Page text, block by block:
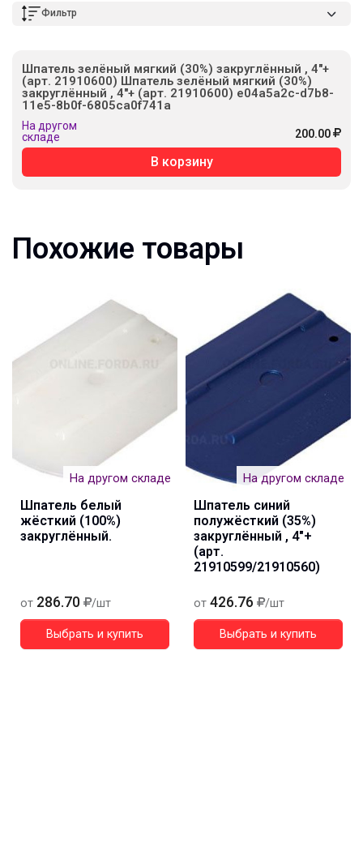
Фильтр
Шпатель зелёный мягкий (30%) закруглённый , 4"+
(арт. 21910600) Шпатель зелёный мягкий (30%)
закруглённый , 4"+ (арт. 21910600) e04a5a2c-d7b8-
11e5-8b0f-6805ca0f741a
На другом
складе
200.00
В корзину
Похожие товары
На другом складе
Шпатель белый
жёсткий (100%)
закруглённый.
от 286.70 /шт
Выбрать и купить
На другом складе
Шпатель синий
полужёсткий (35%)
закруглённый , 4"+
(арт.
21910599/21910560)
от 426.76 /шт
Выбрать и купить